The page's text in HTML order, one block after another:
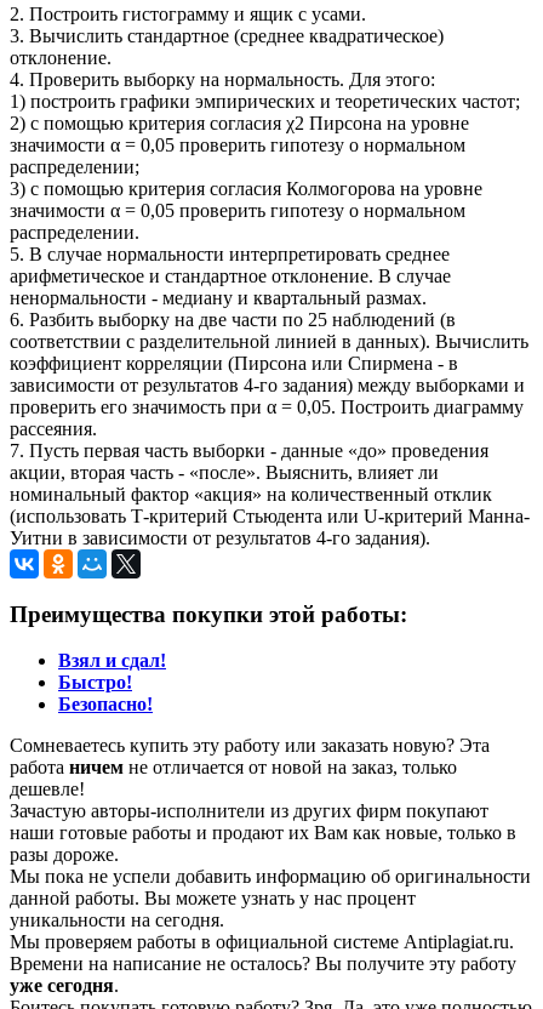
2. Построить гистограмму и ящик с усами.
3. Вычислить стандартное (среднее квадратическое)
отклонение.
4. Проверить выборку на нормальность. Для этого:
1) построить графики эмпирических и теоретических частот;
2) с помощью критерия согласия χ2 Пирсона на уровне
значимости α = 0,05 проверить гипотезу о нормальном
распределении;
3) с помощью критерия согласия Колмогорова на уровне
значимости α = 0,05 проверить гипотезу о нормальном
распределении.
5. В случае нормальности интерпретировать среднее
арифметическое и стандартное отклонение. В случае
ненормальности - медиану и квартальный размах.
6. Разбить выборку на две части по 25 наблюдений (в
соответствии с разделительной линией в данных). Вычислить
коэффициент корреляции (Пирсона или Спирмена - в
зависимости от результатов 4-го задания) между выборками и
проверить его значимость при α = 0,05. Построить диаграмму
рассеяния.
7. Пусть первая часть выборки - данные «до» проведения
акции, вторая часть - «после». Выяснить, влияет ли
номинальный фактор «акция» на количественный отклик
(использовать Т-критерий Стьюдента или U-критерий Манна-
Уитни в зависимости от результатов 4-го задания).
Преимущества покупки этой работы:
Взял и сдал!
Быстро!
Безопасно!
Сомневаетесь купить эту работу или заказать новую? Эта
работа ничем не отличается от новой на заказ, только
дешевле!
Зачастую авторы-исполнители из других фирм покупают
наши готовые работы и продают их Вам как новые, только в
разы дороже.
Мы пока не успели добавить информацию об оригинальности
данной работы. Вы можете узнать у нас процент
уникальности на сегодня.
Мы проверяем работы в официальной системе Аntiplagiat.ru.
Времени на написание не осталось? Вы получите эту работу
уже сегодня.